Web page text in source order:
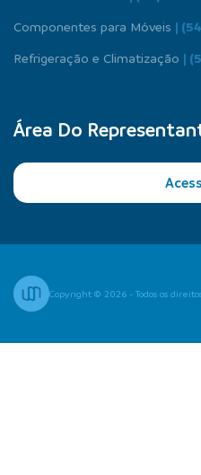
Componentes para Móveis |
Refrigeração e Climatização |
Área Do
Copyright © 2026 - Todos os